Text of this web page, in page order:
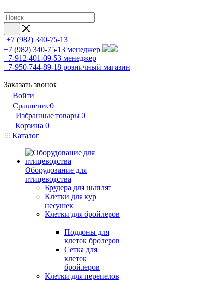
+7 (982) 340-75-13
+7 (982) 340-75-13 менеджер
+7-912-401-09-53 менеджер
+7-950-744-89-18 розничный магазин
Заказать звонок
Войти
Сравнение0
Избранные товары 0
Корзина 0
Каталог
Оборудование для
птицеводства
Брудера для цыплят
Клетки для кур
несушек
Клетки для бройлеров
Поддоны для
клеток бролеров
Сетка для
клеток
бройлеров
Клетки для перепелов